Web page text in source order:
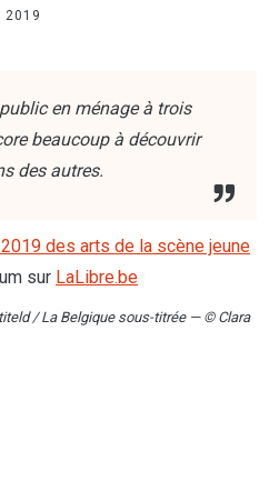
2019
en ménage à trois
beaucoup à découvrir
des autres.
2019 des arts de la scène jeune
sur LaLibre.be
/ La Belgique sous-titrée — © Clara